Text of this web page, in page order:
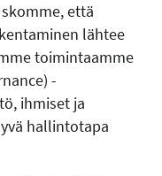
että
lähtee
toimintaamme
-
ihmiset ja
hallintotapa